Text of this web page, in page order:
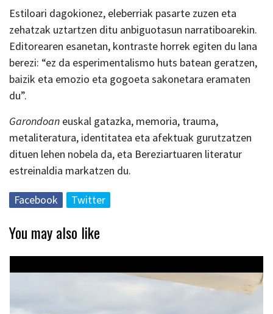
Estiloari dagokionez, eleberriak pasarte zuzen eta
zehatzak uztartzen ditu anbiguotasun narratiboarekin.
Editorearen esanetan, kontraste horrek egiten du lana
berezi: “ez da esperimentalismo huts batean geratzen,
baizik eta emozio eta gogoeta sakonetara eramaten
du”.
Garondoan euskal gatazka, memoria, trauma,
metaliteratura, identitatea eta afektuak gurutzatzen
dituen lehen nobela da, eta Bereziartuaren literatur
estreinaldia markatzen du.
Facebook Twitter
You may also like